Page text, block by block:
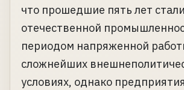
что прошедшие пять лет
отечественной
периодом напряженной
сложнейших
условиях, однако